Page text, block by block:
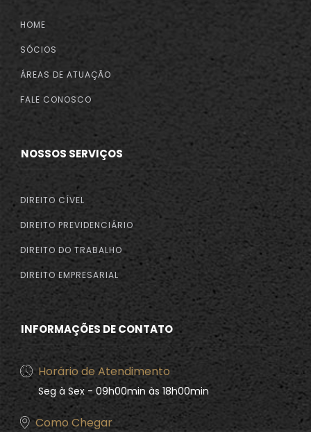
HOME
SÓCIOS
ÁREAS DE ATUAÇÃO
FALE CONOSCO
NOSSOS SERVIÇOS
DIREITO CÍVEL
DIREITO PREVIDENCIÁRIO
DIREITO DO TRABALHO
DIREITO EMPRESARIAL
INFORMAÇÕES DE CONTATO
Horário de Atendimento
Seg à Sex - 09h00min às 18h00min
Como Chegar